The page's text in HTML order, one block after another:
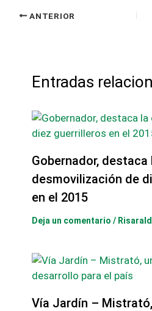
ANTERIOR
Entradas
Gobernador, destaca
desmovilización de
en el 2015
Deja un comentario /
Vía Jardín –